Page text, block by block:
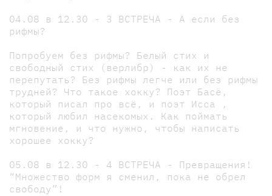
04.08 в 12.30 - 3 ВСТРЕЧА - А если без
рифмы?
Попробуем без рифмы? Белый стих и
свободный стих (верлибр) - как их не
перепутать? Без рифмы легче или без рифмы
трудней? Что такое хокку? Поэт Басё,
который писал про всё, и поэт Исса ,
который любил насекомых. Как поймать
мгновение, и что нужно, чтобы написать
хорошее хокку?
05.08 в 12.30 - 4 ВСТРЕЧА - Превращения!
“Множество форм я сменил, пока не обрел
свободу”!